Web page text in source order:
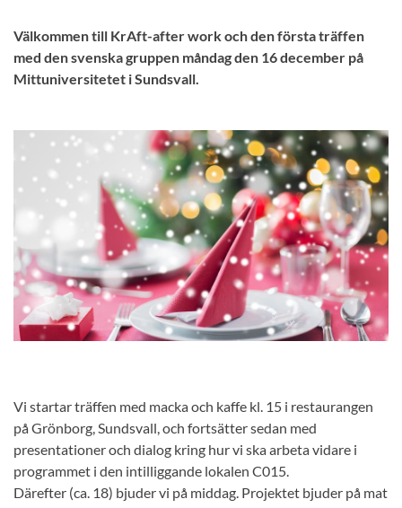
Välkommen till KrAft-after work och den första träffen
med den svenska gruppen måndag den 16 december på
Mittuniversitetet i Sundsvall.
Vi startar träffen med macka och kaffe kl. 15 i restaurangen
på Grönborg, Sundsvall, och fortsätter sedan med
presentationer och dialog kring hur vi ska arbeta vidare i
programmet i den intilliggande lokalen C015.
Därefter (ca. 18) bjuder vi på middag. Projektet bjuder på mat